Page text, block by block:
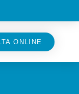
ONLINE